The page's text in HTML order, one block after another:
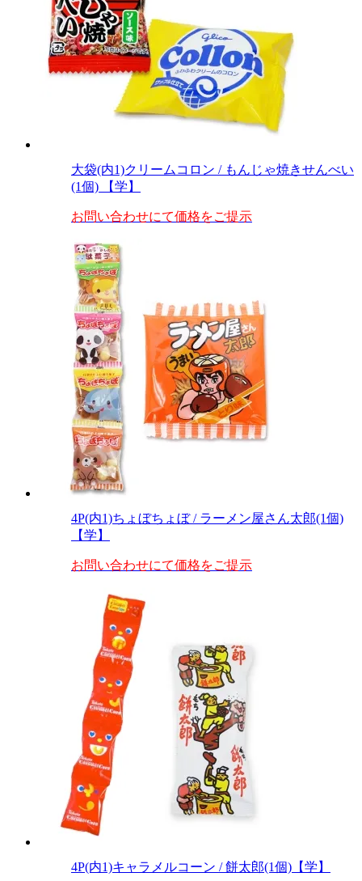
大袋(内1)クリームコロン / もんじゃ焼きせんべい
(1個) 【学】
お問い合わせにて価格をご提示
4P(内1)ちょぼちょぼ / ラーメン屋さん太郎(1個)
【学】
お問い合わせにて価格をご提示
4P(内1)キャラメルコーン / 餅太郎(1個)【学】